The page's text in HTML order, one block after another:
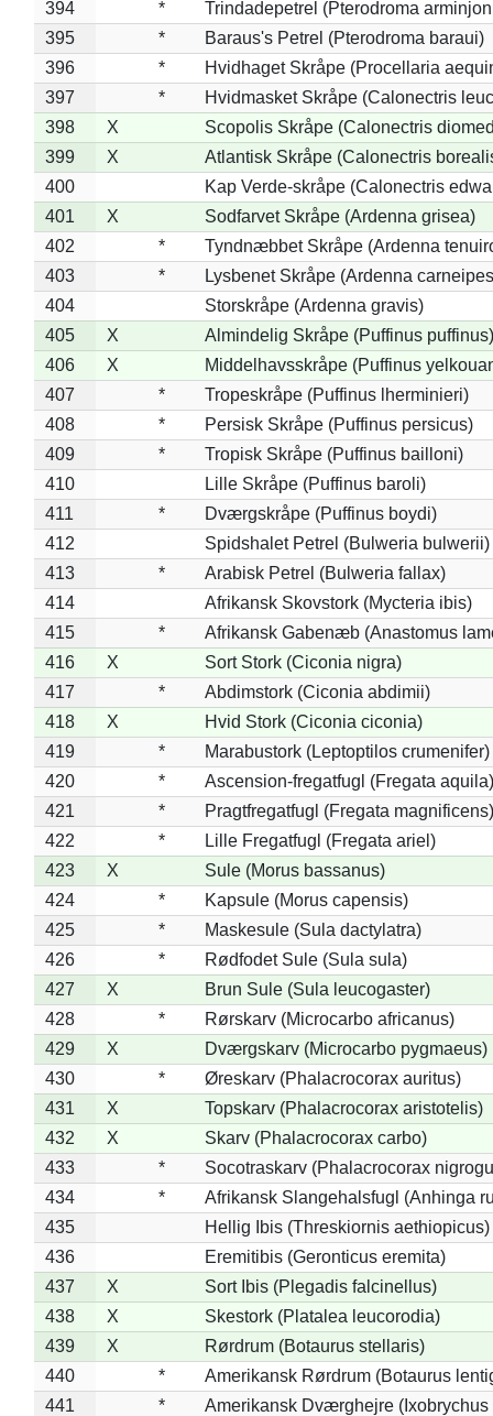
394
*
Trindadepetrel (Pterodroma
395
*
Baraus's Petrel (Pterodroma baraui)
396
*
Hvidhaget Skråpe (Procellaria
397
*
Hvidmasket Skråpe (Calonectris
398
X
Scopolis Skråpe (Calonectris
399
X
Atlantisk Skråpe (Calonectris
400
Kap Verde-skråpe (Calonectris
401
X
Sodfarvet Skråpe (Ardenna grisea)
402
*
Tyndnæbbet Skråpe (Ardenna
403
*
Lysbenet Skråpe (Ardenna
404
Storskråpe (Ardenna gravis)
405
X
Almindelig Skråpe (Puffinus puffinus)
406
X
Middelhavsskråpe (Puffinus
407
*
Tropeskråpe (Puffinus lherminieri)
408
*
Persisk Skråpe (Puffinus persicus)
409
*
Tropisk Skråpe (Puffinus bailloni)
410
Lille Skråpe (Puffinus baroli)
411
*
Dværgskråpe (Puffinus boydi)
412
Spidshalet Petrel (Bulweria bulwerii)
413
*
Arabisk Petrel (Bulweria fallax)
414
Afrikansk Skovstork (Mycteria ibis)
415
*
Afrikansk Gabenæb (Anastomus
416
X
Sort Stork (Ciconia nigra)
417
*
Abdimstork (Ciconia abdimii)
418
X
Hvid Stork (Ciconia ciconia)
419
*
Marabustork (Leptoptilos crumenifer)
420
*
Ascension-fregatfugl (Fregata aquila)
421
*
Pragtfregatfugl (Fregata magnificens)
422
*
Lille Fregatfugl (Fregata ariel)
423
X
Sule (Morus bassanus)
424
*
Kapsule (Morus capensis)
425
*
Maskesule (Sula dactylatra)
426
*
Rødfodet Sule (Sula sula)
427
X
Brun Sule (Sula leucogaster)
428
*
Rørskarv (Microcarbo africanus)
429
X
Dværgskarv (Microcarbo pygmaeus)
430
*
Øreskarv (Phalacrocorax auritus)
431
X
Topskarv (Phalacrocorax aristotelis)
432
X
Skarv (Phalacrocorax carbo)
433
*
Socotraskarv (Phalacrocorax
434
*
Afrikansk Slangehalsfugl (Anhinga
435
Hellig Ibis (Threskiornis aethiopicus)
436
Eremitibis (Geronticus eremita)
437
X
Sort Ibis (Plegadis falcinellus)
438
X
Skestork (Platalea leucorodia)
439
X
Rørdrum (Botaurus stellaris)
440
*
Amerikansk Rørdrum (Botaurus
441
*
Amerikansk Dværghejre (Ixobrychus